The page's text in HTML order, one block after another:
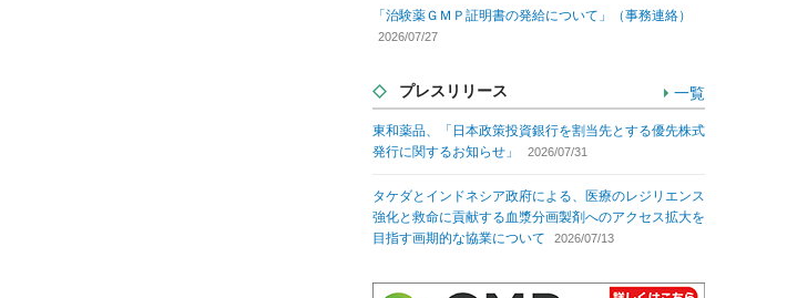
「治験薬ＧＭＰ証明書の発給について」（事務連絡）
2026/07/27
プレスリリース 一覧
東和薬品、「日本政策投資銀行を割当先とする優先株式
発行に関するお知らせ」
2026/07/31
タケダとインドネシア政府による、医療のレジリエンス
強化と救命に貢献する血漿分画製剤へのアクセス拡大を
目指す画期的な協業について
2026/07/13